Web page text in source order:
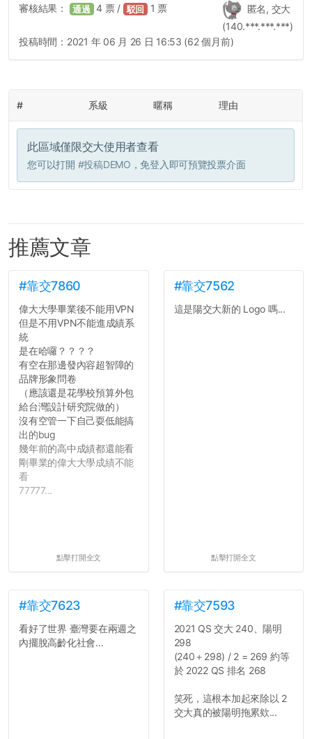
匿名, 交大
(140.***.***.***)
審核結果： 通過 4 票 / 駁回 1 票
投稿時間： 2021 年 06 月 26 日 16:53 (62 個月前)
# 系級 暱稱 理由
此區域僅限交大使用者查看
您可以打開 #投稿DEMO ，免登入即可預覽投票介面
推薦文章
#靠交7860
偉大大學畢業後不能用VPN
但是不用VPN不能進成績系
統
是在哈囉？？？？
有空在那邊發內容超智障的
品牌形象問卷
（應該還是花學校預算外包
給台灣設計研究院做的）
沒有空管一下自己耍低能搞
出的bug
幾年前的高中成績都還能看
剛畢業的偉大大學成績不能
看
77777...
點擊打開全文
#靠交7562
這是陽交大新的 Logo 嗎...
點擊打開全文
#靠交7623
看好了世界 臺灣要在兩週之
內擺脫高齡化社會...
#靠交7593
2021 QS 交大 240、陽明
298
(240＋298) / 2 = 269 約等
於 2022 QS 排名 268
笑死，這根本加起來除以 2
交大真的被陽明拖累欸...